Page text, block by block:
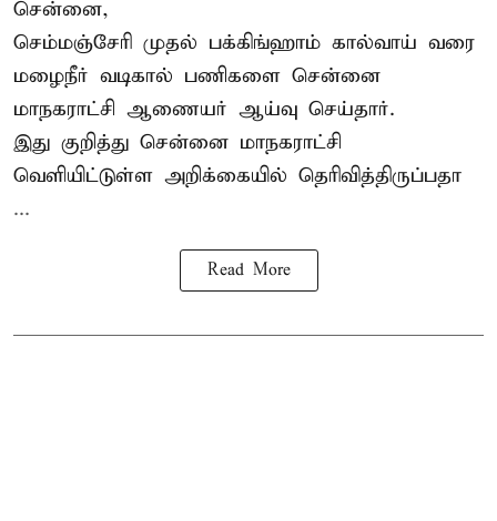
சென்னை,
செம்மஞ்சேரி முதல் பக்கிங்ஹாம் கால்வாய் வரை
மழைநீர் வடிகால் பணிகளை சென்னை
மாநகராட்சி ஆணையர் ஆய்வு செய்தார்.
இது குறித்து சென்னை மாநகராட்சி
வெளியிட்டுள்ள அறிக்கையில் தெரிவித்திருப்பதா
...
Read More